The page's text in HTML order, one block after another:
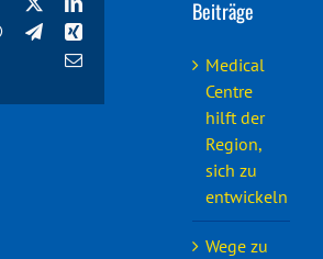
WhatsApp
Telegram
Xing
E-
Beiträge
Medical
Centre
hilft der
Region,
sich zu
entwickeln
Wege zu